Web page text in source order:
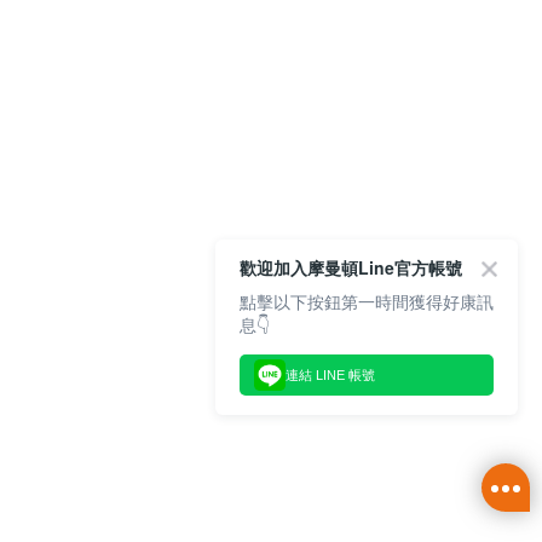
歡迎加入摩曼頓Line官方帳號
點擊以下按鈕第一時間獲得好康訊
息👇
連結 LINE 帳號